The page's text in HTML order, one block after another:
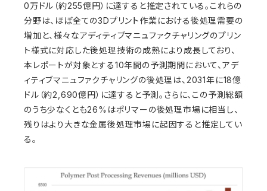
0万ドル（約255億円）に達すると推定されている。これらの
分野は、ほぼ全ての3Dプリント作業における後処理需要の
増加と、様々なアディティブマニュファクチャリングのプリン
ト様式に対応した後処理技術の成熟により成長しており、
本レポートが対象とする10年間の予測期間において、アデ
ィティブマニュファクチャリングの後処理は、2031年に18億
ドル（約2,690億円）に達すると予測。さらに、この予測総額
のうち少なくとも26%はポリマーの後処理市場に相当し、
残りはより大きな金属後処理市場に起因すると推定してい
る。